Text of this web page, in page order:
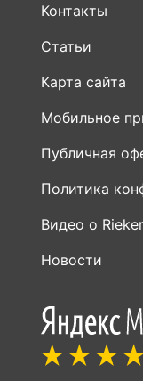
Контакты
Статьи
Карта сайта
Мобильное
Публичная
Политика
Видео о Rieker
Новости